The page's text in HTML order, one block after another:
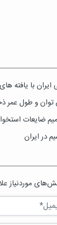
ایران با یافته
توان و طول عمر
ضایعات
در ایران
موردنیاز